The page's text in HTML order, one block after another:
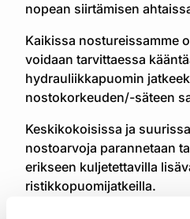
nopean siirtämisen
Kaikissa nostureissamme
voidaan tarvittaessa
hydrauliikkapuomin
nostokorkeuden/-säteen
Keskikokoisissa ja
nostoarvoja parannetaan
erikseen kuljetettavilla
ristikkopuomijatkeilla.